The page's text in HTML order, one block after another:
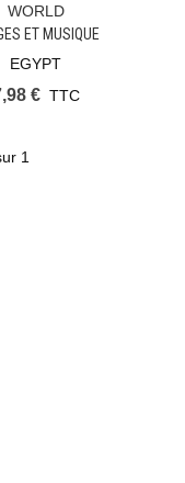
Panier
WORLD
ET MUSIQUE
EGYPT
€ TTC
1